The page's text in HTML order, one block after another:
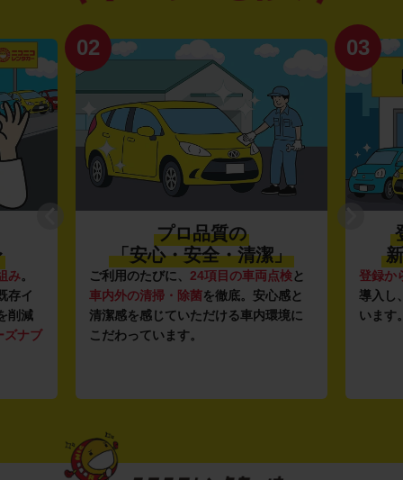
み。
存イ
削減
ズナブ
02
プロ品質の
「安心・安全・清潔」
ご利用のたびに、 24項目の車両点検と
車内外の清掃・除菌を徹底。安心感と
清潔感を感じていただける車内環境に
こだわっています。
03
登録か
導入し
います